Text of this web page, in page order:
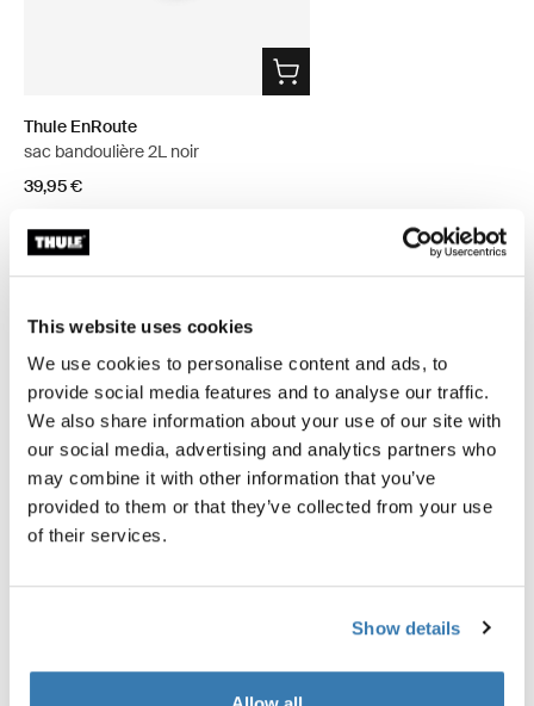
This website uses cookies
We use cookies to personalise content and ads, to
provide social media features and to analyse our traffic.
We also share information about your use of our site with
our social media, advertising and analytics partners who
may combine it with other information that you’ve
provided to them or that they’ve collected from your use
of their services.
Show details
Thule EnRoute
sac bandoulière 2L noir
39,95 €
Toggle overview
Description du produit
Toggle features
Toutes les caractéristiques
Toggle techspec
Caractéristiques techniques
Commentaires